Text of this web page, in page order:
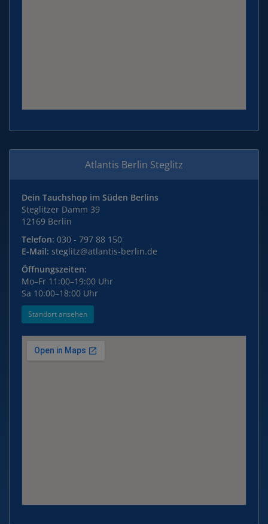
Atlantis Berlin Steglitz
Dein Tauchshop im Süden Berlins
Steglitzer Damm 39
12169 Berlin
Telefon: 030 - 797 88 150
E-Mail: steglitz@atlantis-berlin.de
Öffnungszeiten:
Mo–Fr 11:00–19:00 Uhr
Sa 10:00–18:00 Uhr
Standort ansehen